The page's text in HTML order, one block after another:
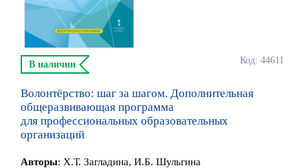
Код: 44611
В наличии
Волонтёрство: шаг за шагом. Дополнительная
общеразвивающая программа
для профессиональных образовательных
организаций
Авторы: Х.Т. Загладина, И.Б. Шульгина